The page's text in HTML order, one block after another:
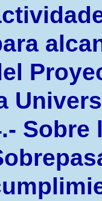
Sobre